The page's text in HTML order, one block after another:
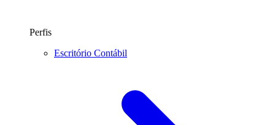
Perfis
Escritório Contábil